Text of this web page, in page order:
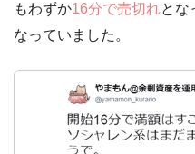
もわずか16分で売切れとな
なっていました。